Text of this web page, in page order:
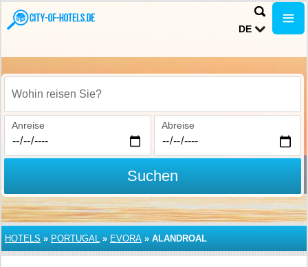
DE
Wohin reisen Sie?
Anreise Abreise
Suchen
HOTELS » PORTUGAL » EVORA » ALANDROAL